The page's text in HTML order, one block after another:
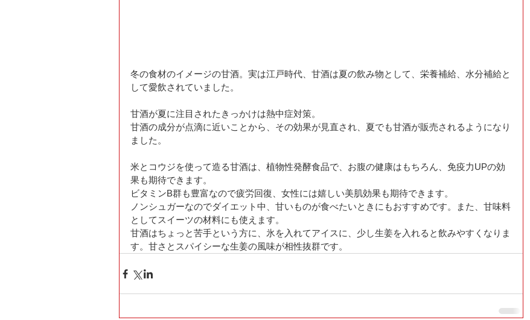
冬の食材のイメージの甘酒。実は江戸時代、甘酒は夏の飲み物として、栄養補給、水分補給と
して愛飲されていました。
甘酒が夏に注目されたきっかけは熱中症対策。
甘酒の成分が点滴に近いことから、その効果が見直され、夏でも甘酒が販売されるようになり
ました。
米とコウジを使って造る甘酒は、植物性発酵食品で、お腹の健康はもちろん、免疫力UPの効
果も期待できます。
ビタミンB群も豊富なので疲労回復、女性には嬉しい美肌効果も期待できます。
ノンシュガーなのでダイエット中、甘いものが食べたいときにもおすすめです。また、甘味料
としてスイーツの材料にも使えます。
甘酒はちょっと苦手という方に、氷を入れてアイスに、少し生姜を入れると飲みやすくなりま
す。甘さとスパイシーな生姜の風味が相性抜群です。